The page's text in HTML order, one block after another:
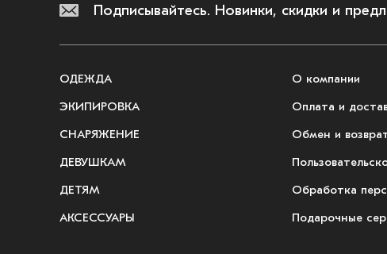
Подписывайтесь. Новинки, скидки и
ОДЕЖДА
ЭКИПИРОВКА
СНАРЯЖЕНИЕ
ДЕВУШКАМ
ДЕТЯМ
АКСЕССУАРЫ
О компании
Оплата и
Обмен и
Обработка
Подарочные